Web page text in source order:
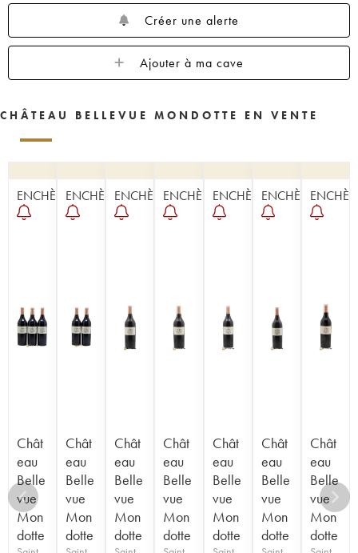
Créer une alerte
Ajouter à ma cave
CHÂTEAU BELLEVUE MONDOTTE EN VENTE
ENCHÈRE
Chât
eau
Belle
vue
Mon
dotte
ENCHÈRE
Chât
eau
Belle
vue
Mon
dotte
ENCHÈRE
Chât
eau
Belle
vue
Mon
dotte
ENCHÈRE
Chât
eau
Belle
vue
Mon
dotte
ENCHÈRE
Chât
eau
Belle
vue
Mon
dotte
ENCHÈRE
Chât
eau
Belle
vue
Mon
dotte
Chât
eau
Belle
vue
Mon
dotte